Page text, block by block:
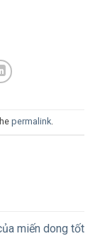
permalink.
miến dong tốt